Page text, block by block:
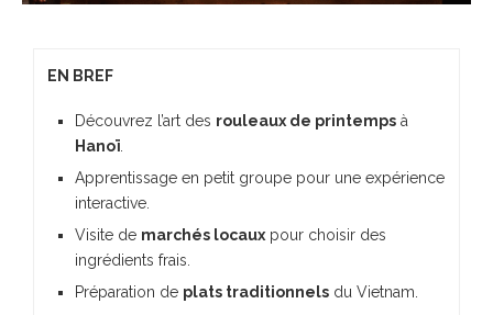
EN BREF
Découvrez l’art des rouleaux de printemps à
Hanoï
Apprentissage en petit groupe pour une expérience
interactive.
Visite de marchés locaux pour choisir des
ingrédients frais.
Préparation de plats traditionnels du Vietnam.